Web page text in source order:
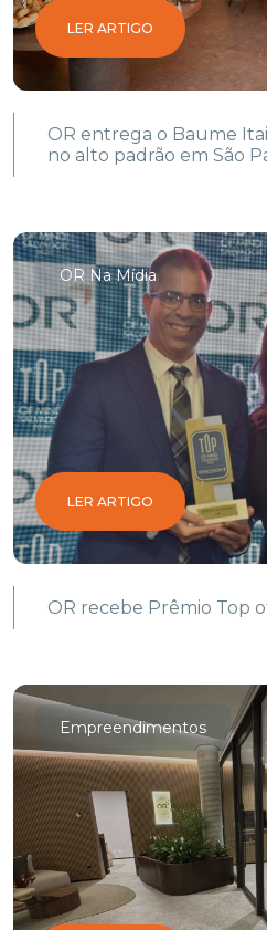
LER ARTIGO
OR entrega o Baume
no alto padrão em São
OR Na Mídia
LER ARTIGO
OR recebe Prêmio Top
Empreendimentos